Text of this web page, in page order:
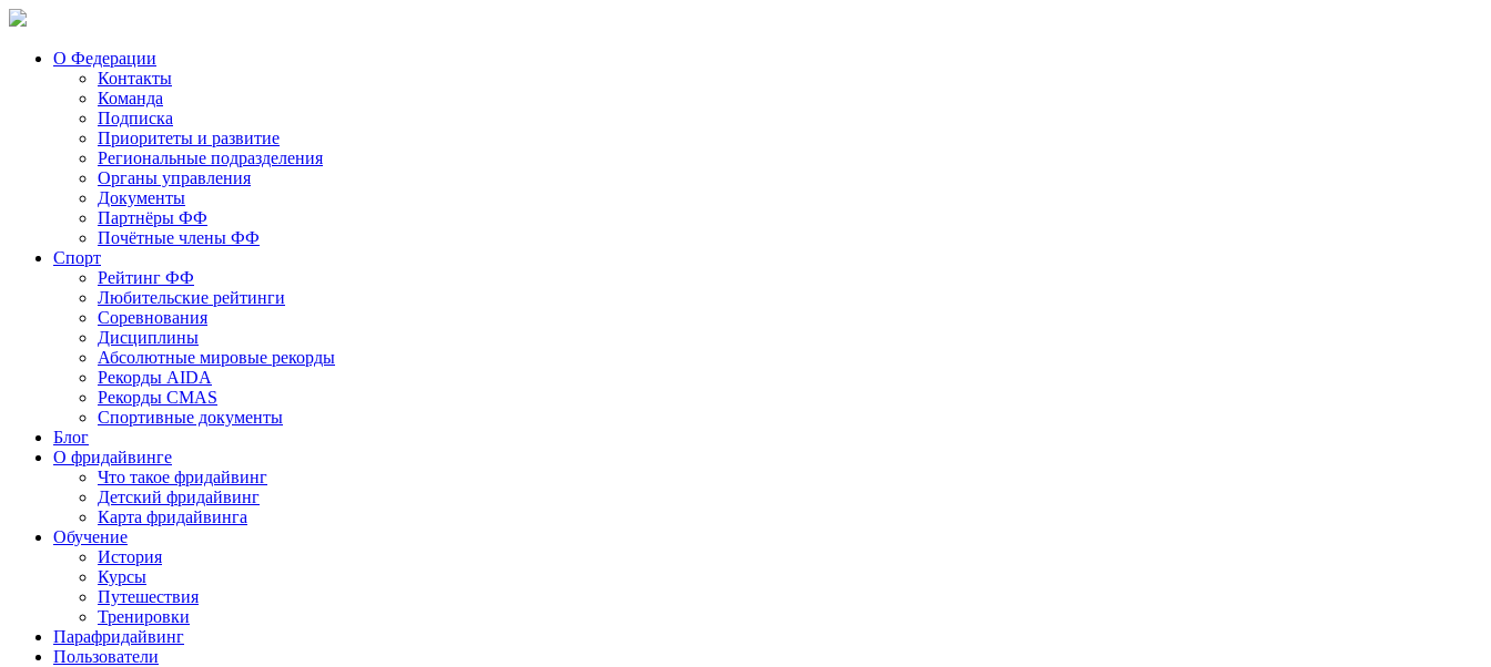
О Федерации
Контакты
Команда
Подписка
Приоритеты и развитие
Региональные подразделения
Органы управления
Документы
Партнёры ФФ
Почётные члены ФФ
Спорт
Рейтинг ФФ
Любительские рейтинги
Соревнования
Дисциплины
Абсолютные мировые рекорды
Рекорды AIDA
Рекорды CMAS
Спортивные документы
Блог
О фридайвинге
Что такое фридайвинг
Детский фридайвинг
Карта фридайвинга
Обучение
История
Курсы
Путешествия
Тренировки
Парафридайвинг
Пользователи